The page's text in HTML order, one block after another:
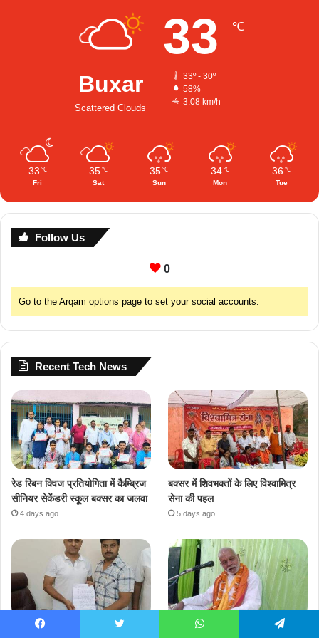
Buxar
Scattered Clouds
33 ℃
33º - 30º
58%
3.08 km/h
33 ℃
Fri
35 ℃
Sat
35 ℃
Sun
34 ℃
Mon
36 ℃
Tue
Follow Us
0
Go to the Arqam options page to set your social accounts.
Recent Tech News
रेड रिबन क्विज प्रतियोगिता में कैम्ब्रिज
सीनियर सेकेंडरी स्कूल बक्सर का जलवा
4 days ago
बक्सर में शिवभक्तों के लिए विश्वामित्र
सेना की पहल
5 days ago
चौसा स्टेशन की बदहाली और ट्रेनों के तीन दिवसीय गुरुपूर्णिमा व प्राण प्रतिष्ठा